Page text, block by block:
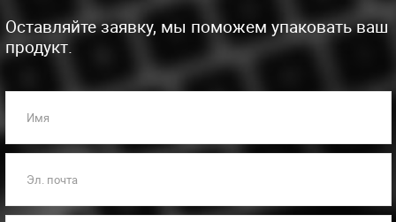
Оставляйте заявку, мы поможем упаковать ваш
продукт.
Имя
Эл. почта